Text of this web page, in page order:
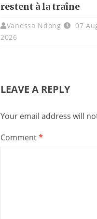
restent à la traîne
Vanessa Ndong
07
2026
LEAVE A REPLY
Your email address will
Comment*